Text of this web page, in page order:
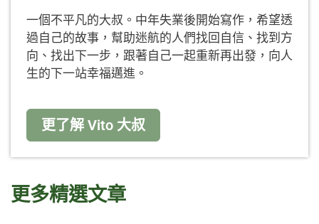
一個不平凡的大叔。中年失業後開始寫作，希望透
過自己的故事，幫助迷航的人們找回自信、找到方
向、找出下一步，跟著自己一起重新再出發，向人
生的下一站幸福邁進。
更了解 Vito 大叔
更多精選文章